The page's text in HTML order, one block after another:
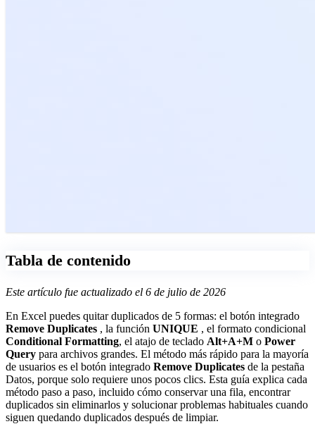
Tabla de contenido
Este artículo fue actualizado el 6 de julio de 2026
En Excel puedes quitar duplicados de 5 formas: el botón integrado
Remove Duplicates , la función UNIQUE , el formato condicional
Conditional Formatting, el atajo de teclado Alt+A+M o Power
Query para archivos grandes. El método más rápido para la mayoría
de usuarios es el botón integrado Remove Duplicates de la pestaña
Datos, porque solo requiere unos pocos clics. Esta guía explica cada
método paso a paso, incluido cómo conservar una fila, encontrar
duplicados sin eliminarlos y solucionar problemas habituales cuando
siguen quedando duplicados después de limpiar.